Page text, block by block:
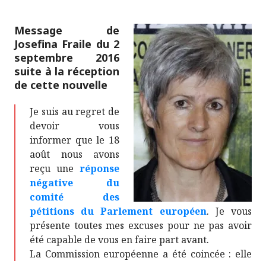
Message de
Josefina Fraile du 2
septembre 2016
suite à la réception
de cette nouvelle
Je suis au regret de
devoir vous
informer que le 18
août nous avons
reçu une réponse
négative du
comité des
pétitions du Parlement européen. Je vous
présente toutes mes excuses pour ne pas avoir
été capable de vous en faire part avant.
La Commission européenne a été coincée : elle